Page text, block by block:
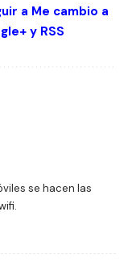
a Me cambio a
y RSS
se hacen las